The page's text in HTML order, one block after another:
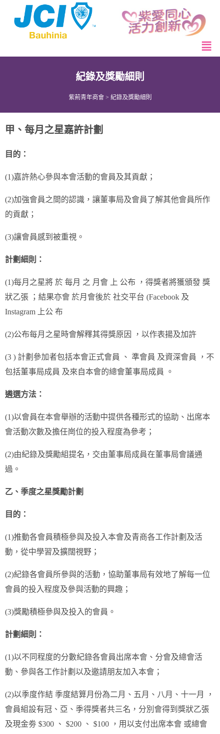
紀錄及獎勵細則
紫荊青年商會> 紀錄及獎勵細則
甲、每月之星嘉許計劃
目的：
(1)嘉許熱心參與本會活動的會員及其貢獻；
(2)加強會員之間的認識，讓董事局及會員了解其他會員所作
的貢獻；
(3)讓會員感到被重視。
計劃細則：
(1)每月之星將 於 每月 之 月會 上 公布 ，得獎者將獲頒發 獎
狀乙張 ；結果亦會 於月會後於 社交平台 (Facebook 及
Instagram 上公 布
(2)公布每月之星時會解釋其得獎原因 ，以作表揚及加許
(3 ) 計劃參加者包括本會正式會員 、 準會員 及資深會員 ，不
包括董事局成員 及來自本會的總會董事局成員 。
遴選方法：
(1)以會員在本會舉辦的活動中提供各種形式的協助、出席本
會活動次數及擔任崗位的投入程度為參考；
(2)由紀錄及獎勵組提名，交由董事局成員在董事局會議通
過。
乙、季度之星獎勵計劃
目的：
(1)推動各會員積極參與及投入本會及青商各工作計劃及活
動，從中學習及擴闊視野；
(2)紀錄各會員所參與的活動，協助董事局有效地了解每一位
會員的投入程度及參與活動的興趣；
(3)獎勵積極參與及投入的會員。
計劃細則：
(1)以不同程度的分數紀錄各會員出席本會、分會及總會活
動、參與各工作計劃以及邀請朋友加入本會；
(2)以季度作結 季度結算月份為二月、五月、八月、十一月 ，
會員組設有冠、亞、季得獎者共三名，分別會得到獎狀乙張
及現金劵 $300 、 $200 、 $100 ，用以支付出席本會 或總會